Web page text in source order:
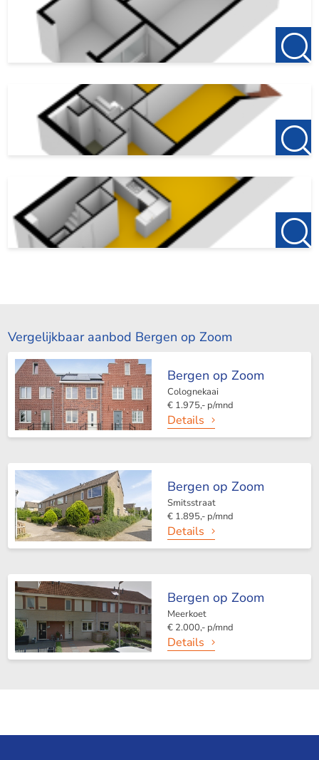
Vergelijkbaar aanbod Bergen op Zoom
Bergen op Zoom
Colognekaai
€ 1.975,- p/mnd
Details
Bergen op Zoom
Smitsstraat
€ 1.895,- p/mnd
Details
Bergen op Zoom
Meerkoet
€ 2.000,- p/mnd
Details